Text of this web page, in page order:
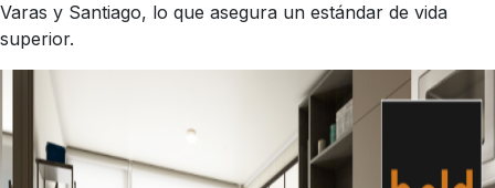
Varas y Santiago, lo que asegura un estándar de vida
superior.